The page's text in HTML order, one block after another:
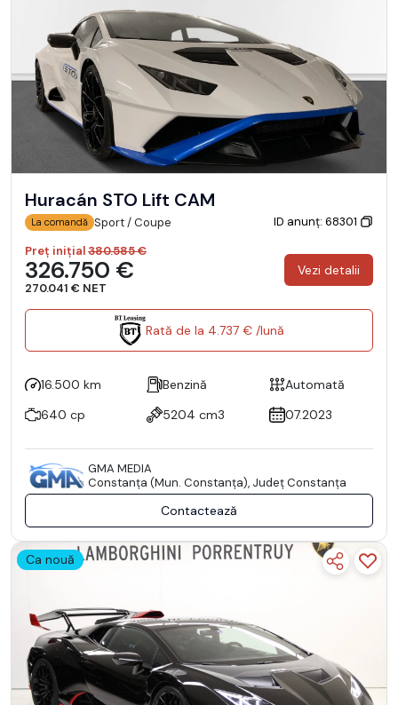
Huracán STO Lift CAM
La comandă Sport / Coupe
ID anunț: 68301
Preț inițial380.585 €
326.750 €
270.041 € NET
Vezi detalii
Rată de la 4.737 € /lună
16.500 km Benzină
Automată
640 cp
5204 cm3 07.2023
GMA MEDIA
Constanţa (Mun. Constanţa), Județ Constanţa
Contactează
Ca nouă